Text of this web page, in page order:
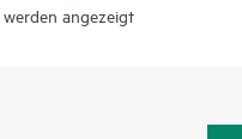
angezeigt